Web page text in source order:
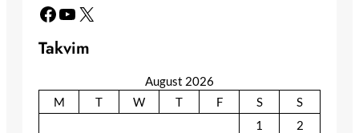
Facebook YouTube X
Takvim
August 2026
M
T W T F S
S
1
2